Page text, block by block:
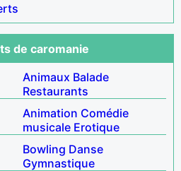
de caromanie
Animaux Balade
Restaurants
Animation Comédie
musicale Erotique
Bowling Danse
Gymnastique